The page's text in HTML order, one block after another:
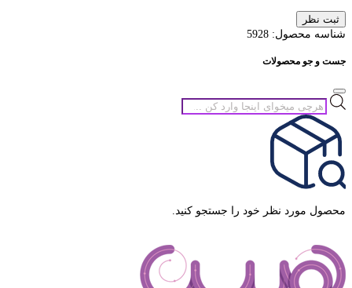
ثبت نظر
شناسه محصول: 5928
جست و جو محصولات
جستجوی
محصولات
محصول مورد نظر خود را جستجو کنید.